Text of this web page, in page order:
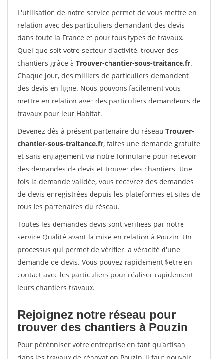
L'utilisation de notre service permet de vous mettre en
relation avec des particuliers demandant des devis
dans toute la France et pour tous types de travaux.
Quel que soit votre secteur d'activité, trouver des
chantiers grâce à Trouver-chantier-sous-traitance.fr.
Chaque jour, des milliers de particuliers demandent
des devis en ligne. Nous pouvons facilement vous
mettre en relation avec des particuliers demandeurs de
travaux pour leur Habitat.
Devenez dès à présent partenaire du réseau Trouver-
chantier-sous-traitance.fr, faites une demande gratuite
et sans engagement via notre formulaire pour recevoir
des demandes de devis et trouver des chantiers. Une
fois la demande validée, vous recevrez des demandes
de devis enregistrées depuis les plateformes et sites de
tous les partenaires du réseau.
Toutes les demandes devis sont vérifiées par notre
service Qualité avant la mise en relation à Pouzin. Un
processus qui permet de vérifier la véracité d'une
demande de devis. Vous pouvez rapidement $etre en
contact avec les particuliers pour réaliser rapidement
leurs chantiers travaux.
Rejoignez notre réseau pour
trouver des chantiers à Pouzin
Pour pérénniser votre entreprise en tant qu'artisan